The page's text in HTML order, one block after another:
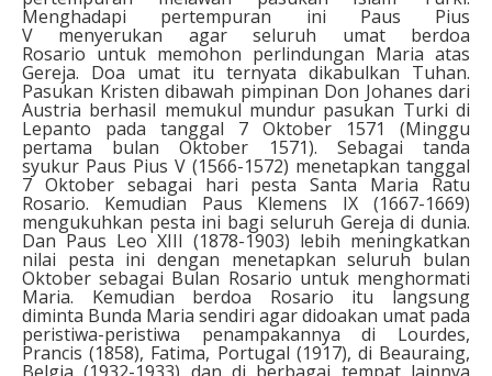
Menghadapi pertempuran ini Paus Pius
V menyerukan agar seluruh umat berdoa
Rosario untuk memohon perlindungan Maria atas
Gereja. Doa umat itu ternyata dikabulkan Tuhan.
Pasukan Kristen dibawah pimpinan Don Johanes dari
Austria berhasil memukul mundur pasukan Turki di
Lepanto pada tanggal 7 Oktober 1571 (Minggu
pertama bulan Oktober 1571). Sebagai tanda
syukur Paus Pius V (1566-1572) menetapkan tanggal
7 Oktober sebagai hari pesta Santa Maria Ratu
Rosario. Kemudian Paus Klemens IX (1667-1669)
mengukuhkan pesta ini bagi seluruh Gereja di dunia.
Dan Paus Leo XIII (1878-1903) lebih meningkatkan
nilai pesta ini dengan menetapkan seluruh bulan
Oktober sebagai Bulan Rosario untuk menghormati
Maria. Kemudian berdoa Rosario itu langsung
diminta Bunda Maria sendiri agar didoakan umat pada
peristiwa-peristiwa penampakannya di Lourdes,
Prancis (1858), Fatima, Portugal (1917), di Beauraing,